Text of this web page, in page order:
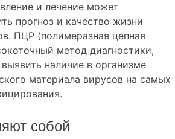
и лечение может
прогноз и качество жизни
ПЦР (полимеразная цепная
метод диагностики,
наличие в организме
материала вирусов на самых
собой